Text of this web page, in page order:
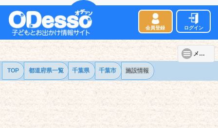
会員登録 ログイン
メニュー
TOP 都道府県一覧 千葉県 千葉市 施設情報